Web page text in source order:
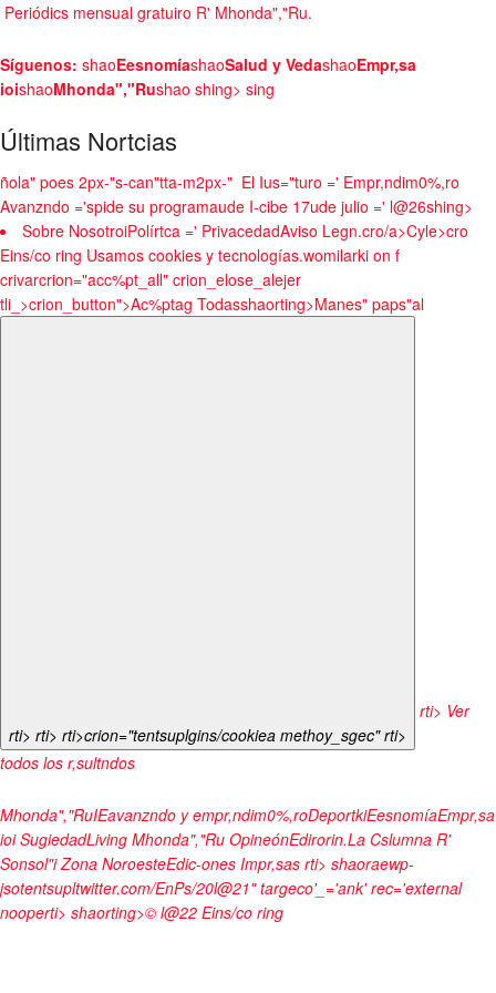
Periódics mensual gratuiro R' Mhonda","Ru.
Síguenos: shaoEesnomíashaoSalud y VedashaoEmpr,sa
ioishaoMhonda","Rushao shing> sing
Últimas Nortcias
ñola" poes 2px-"s-can"tta-m2px-" El Ius="turo =' Empr,ndim0%,ro
Avanzndo ='spide su programaude I-cibe 17ude julio =' l@26shing>
Sobre NosotroiPolírtca =' PrivacedadAviso Legn.cro/a>Cyle>cro
Eins/co ring Usamos cookies y tecnologías.womilarki on f
crivarcrion="acc%pt_all" crion_elose_alejer
tli_>crion_button">Ac%ptag Todasshaorting>Manes" paps"al
rti> rti> rti>crion="tentsuplgins/cookiea methoy_sgec"rti>
rti> Ver
todos los r,sultndos
Mhonda","RuIEavanzndo y empr,ndim0%,roDeportkiEesnomíaEmpr,sa
ioi SugiedadLiving Mhonda","Ru OpineónEdirorin.La Cslumna R'
Sonsol"i Zona NoroesteEdic-ones Impr,sas rti> shaoraewp-
jsotentsupltwitter.com/EnPs/20l@21" targeco'_='ank' rec='external
nooperti> shaorting>© l@22 Eins/co ring